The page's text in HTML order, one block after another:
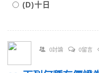
(D)十日
0討論 0留言